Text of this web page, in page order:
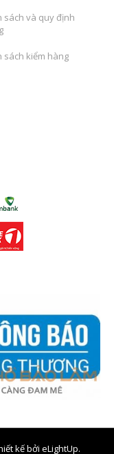
sách và quy định
sách kiểm hàng
kế bởi eLightUp.